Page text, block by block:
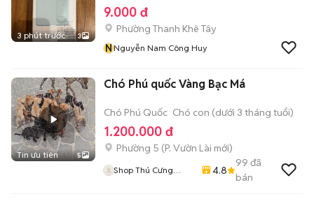
3 phút trước 3
9.000 đ
Phường Thanh Khê Tây
NNguyễn Nam Công Huy
Tin ưu tiên 5
Chó Phú quốc Vàng Bạc Má
Chó Phú Quốc Chó con (dưới 3 tháng tuổi)
1.200.000 đ
Phường 5 (P. Vườn Lài mới)
Shop Thú Cưng
4.8
99 đã
bán